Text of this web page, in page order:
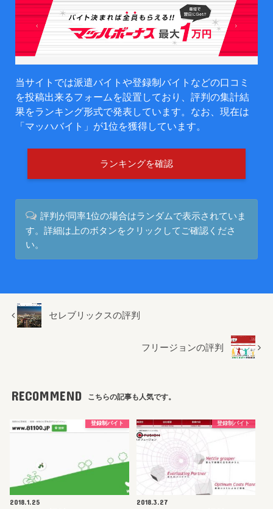
当サイトでは派遣バイトや登録制バイトなどの口コミ
を投稿出来るフォームを設置しており、評判の集計結
果をランキング形式で発表しています。なお、現在は
「マッハバイト」が1位を獲得しています。
ランキングを確認
評判が同率1位の場合はランダムで表示されていま
す。詳細は上のボタンをクリックしてご確認くださ
い。
セレブリックスの評判
フリージョンの評判
RECOMMEND こちらの記事も人気です。
登録制バイト
2018.1.25
登録制バイト
2018.3.27